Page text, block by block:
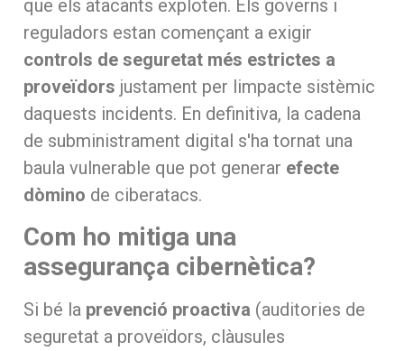
que els atacants exploten. Els governs i
reguladors estan començant a exigir
controls de seguretat més estrictes a
proveïdors justament per limpacte sistèmic
daquests incidents. En definitiva, la cadena
de subministrament digital s'ha tornat una
baula vulnerable que pot generar efecte
dòmino de ciberatacs.
Com ho mitiga una
assegurança cibernètica?
Si bé la prevenció proactiva (auditories de
seguretat a proveïdors, clàusules